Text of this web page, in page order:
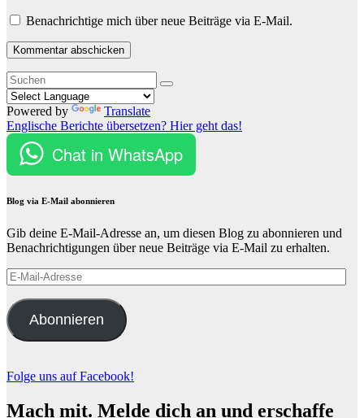
Benachrichtige mich über neue Beiträge via E-Mail.
Powered by
Translate
Englische Berichte übersetzen? Hier geht das!
Chat in WhatsApp
Blog via E-Mail abonnieren
Gib deine E-Mail-Adresse an, um diesen Blog zu abonnieren und
Benachrichtigungen über neue Beiträge via E-Mail zu erhalten.
E-
Mail-
Adresse
Abonnieren
Folge uns auf Facebook!
Mach mit. Melde dich an und erschaffe